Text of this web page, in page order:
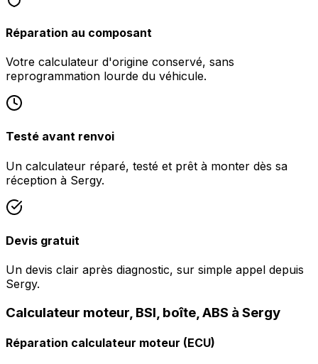
Réparation au composant
Votre calculateur d'origine conservé, sans
reprogrammation lourde du véhicule.
Testé avant renvoi
Un calculateur réparé, testé et prêt à monter dès sa
réception à Sergy.
Devis gratuit
Un devis clair après diagnostic, sur simple appel depuis
Sergy.
Calculateur moteur, BSI, boîte, ABS à Sergy
Réparation calculateur moteur (ECU)